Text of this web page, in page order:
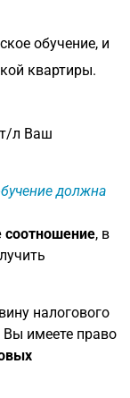
обучение, и
квартиры.
л Ваш
должна
соотношение, в
налогового
Вы имеете право